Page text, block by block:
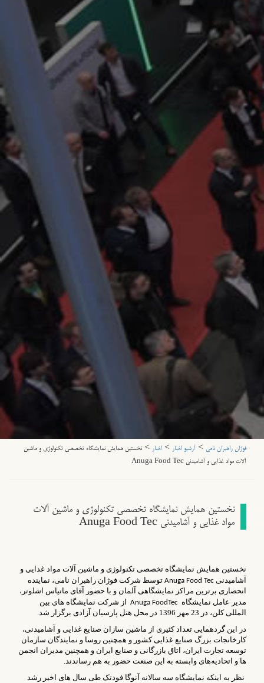
فوژان راهبران نامی > آرشیو اخبار > اخبار > نخستین همایش نمایشگاه تخصصی تکنولوژی و ماشین
آلات مواد غذایی و آشامیدنی Anuga Food Tec
نخستین همایش نمایشگاه تخصصی تکنولوژی و ماشین آلات
مواد غذایی و آشامیدنی Anuga Food Tec
نخستین همایش نمایشگاه تخصصی تکنولوژی و ماشین آلات مواد غذایی و
آشامیدنی Anuga Food Tec توسط شرکت فوژان راهبران نامی، نماینده
انحصاری برترین مراکز نمایشگاهی آلمان و با حضور آقای ماتیاس اشلوتر،
مدیر عامل نمایشگاه
Anuga FoodTec
از شرکت نمایشگاه های بین
المللی کلن، در 23 مهر 1396 در محل هتل پارسیان آزادی برگزار شد.
در این گردهمایی تعداد کثیری از ماشین سازان صنایع غذایی و آشامیدنی،
کارخانجات بزرگ صنایع غذایی کشور و همچنین روسا و نمایندگان سازمان
توسعه تجارت ایران، اتاق بازرگانی و صنایع ایران و همچنین مدیران انجمن
ها و اتحادیه‌های وابسته به این صنعت حضور به هم رساندند.
نظر به اینکه نمایشگاه سه سالانه آنوگا فودتک طی سال های اخیر رشد